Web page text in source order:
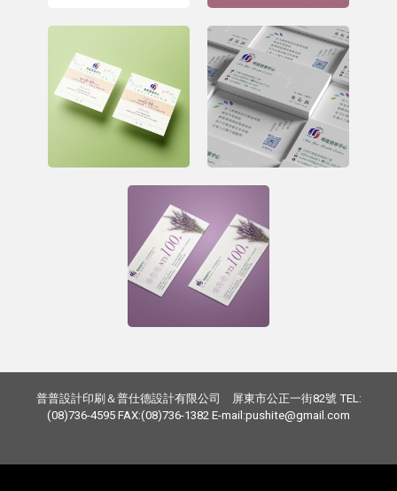
普普設計印刷＆普仕德設計有限公司 屏東市公正一街82號 TEL:
(08)736-4595 FAX:(08)736-1382 E-mail:pushite@gmail.com